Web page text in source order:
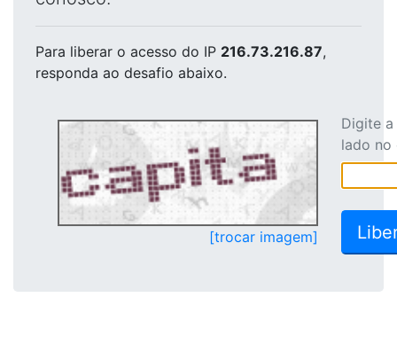
Para liberar o acesso do IP 216.73.216.87,
responda ao desafio abaixo.
[trocar imagem]
Digite
lado no